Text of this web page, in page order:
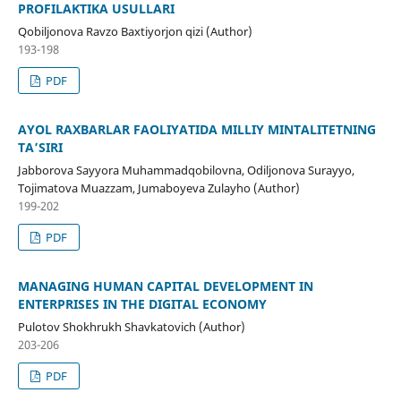
PROFILAKTIKA USULLARI
Qobiljonova Ravzo Baxtiyorjon qizi (Author)
193-198
PDF
AYOL RAXBARLAR FAOLIYATIDA MILLIY MINTALITETNING
TA’SIRI
Jabborova Sayyora Muhammadqobilovna, Odiljonova Surayyo,
Tojimatova Muazzam, Jumaboyeva Zulayho (Author)
199-202
PDF
MANAGING HUMAN CAPITAL DEVELOPMENT IN
ENTERPRISES IN THE DIGITAL ECONOMY
Pulotov Shokhrukh Shavkatovich (Author)
203-206
PDF